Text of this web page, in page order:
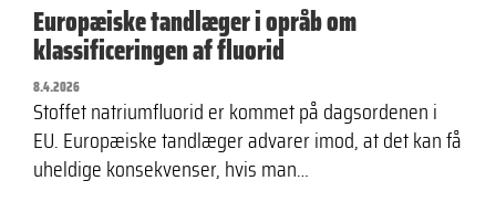
Europæiske tandlæger i opråb om
klassificeringen af fluorid
8.4.2026
Stoffet natriumfluorid er kommet på dagsordenen i
EU. Europæiske tandlæger advarer imod, at det kan få
uheldige konsekvenser, hvis man…